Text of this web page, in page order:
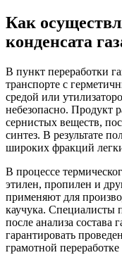
Как
конденсата
В пункт переработки
транспорте с
средой или
небезопасно. Продукт
сернистых веществ,
синтез. В результате
широких фракций
В процессе
этилен, пропилен и
применяют для
каучука. Специалисты
после анализа состава
гарантировать
грамотной переработке